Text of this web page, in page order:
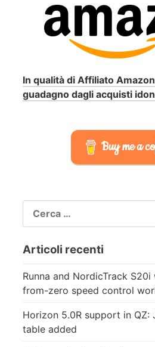
In qualità di Affiliato
guadagno dagli acquisti
Buy me a
PER:
Articoli recenti
Runna and NordicTrack
from-zero speed control
Horizon 5.0R support in QZ:
table added